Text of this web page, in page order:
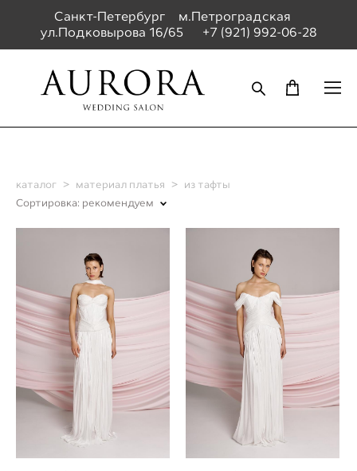
Санкт-Петербург м.Петроградская
ул.Подковырова 16/65 +7 (921) 992-06-28
каталог > материал платья > из тафты
Сортировка: рекомендуем